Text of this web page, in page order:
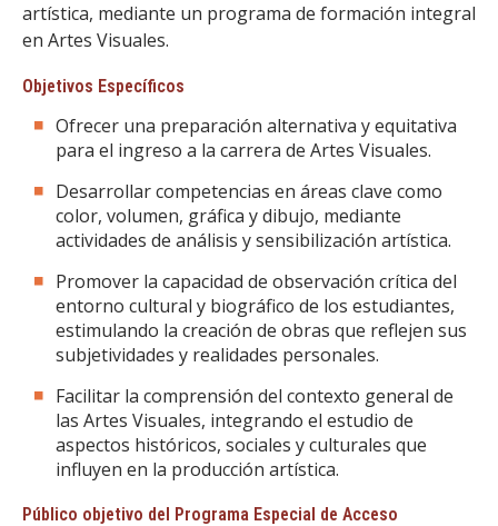
artística, mediante un programa de formación integral
en Artes Visuales.
Objetivos Específicos
Ofrecer una preparación alternativa y equitativa
para el ingreso a la carrera de Artes Visuales.
Desarrollar competencias en áreas clave como
color, volumen, gráfica y dibujo, mediante
actividades de análisis y sensibilización artística.
Promover la capacidad de observación crítica del
entorno cultural y biográfico de los estudiantes,
estimulando la creación de obras que reflejen sus
subjetividades y realidades personales.
Facilitar la comprensión del contexto general de
las Artes Visuales, integrando el estudio de
aspectos históricos, sociales y culturales que
influyen en la producción artística.
Público objetivo del Programa Especial de Acceso